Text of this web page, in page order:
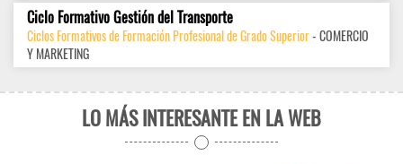
Ciclo Formativo Gestión del Transporte
Ciclos Formativos de Formación Profesional de Grado Superior- COMERCIO
Y MARKETING
LO MÁS INTERESANTE EN LA WEB